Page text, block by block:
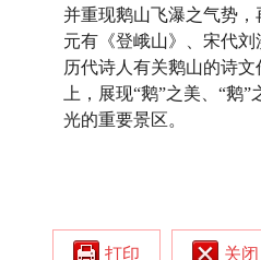
并重现鹅山飞瀑之气势
元有《登峨山》、宋代
历代诗人有关鹅山的诗
上，展现“鹅”之美、“
光的重要景区。
打印 关闭